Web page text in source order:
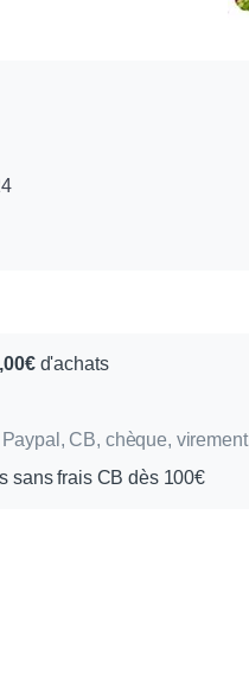
d'achats
Paypal, CB, chèque, virement
sans frais CB dès 100€